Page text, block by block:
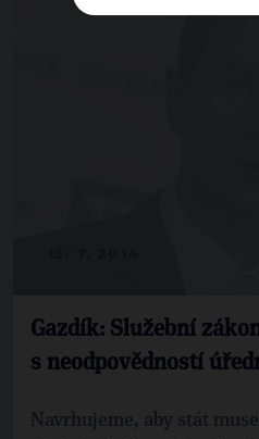
Gazdík: Služební
s neodpovědností
Navrhujeme, aby stát